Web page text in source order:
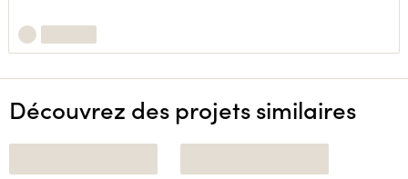
Découvrez des projets similaires